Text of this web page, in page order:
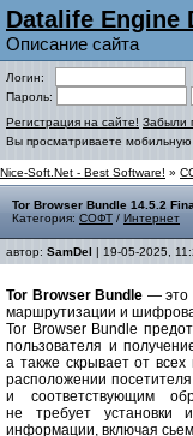
Datalife Engine
Описание сайта
Логин:
Пароль:
Регистрация на сайте! Забыли
Вы просматриваете мобильную
Nice-Soft.Net - Best Software! »
Tor Browser Bundle 14.5.2
Категория: СОФТ / Интернет
автор: SamDel | 19-05-2025,
Tor Browser Bundle — это
маршрутизации и
Tor Browser Bundle
пользователя и
а также скрывает от
расположении
и соответствующим
не требует установки
информации, включая